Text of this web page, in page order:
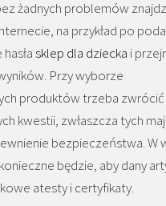
żadnych problemów
na przykład po
sklep dla dziecka i
Przy wyborze
produktów trzeba zwrócić
kwestii, zwłaszcza tych
bezpieczeństwa. W
będzie, aby dany
atesty i certyfikaty.